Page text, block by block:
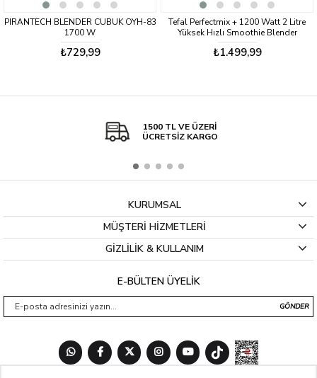
PIRANTECH BLENDER CUBUK OYH-83
1700 W
₺729,99
Tefal Perfectmix + 1200 Watt 2 Litre
Yüksek Hızlı Smoothie Blender
₺1.499,99
1500 TL VE ÜZERİ
ÜCRETSİZ KARGO
KURUMSAL
MÜŞTERİ HİZMETLERİ
GİZLİLİK & KULLANIM
E-BÜLTEN ÜYELİK
GÖNDER